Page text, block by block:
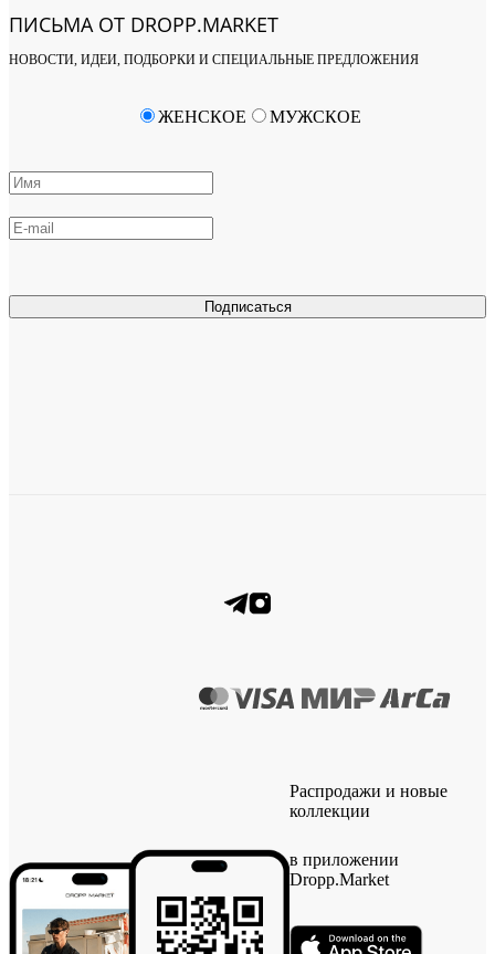
ПИСЬМА ОТ DROPP.MARKET
НОВОСТИ, ИДЕИ, ПОДБОРКИ И СПЕЦИАЛЬНЫЕ ПРЕДЛОЖЕНИЯ
Подписаться
ЖЕНСКОЕ МУЖСКОЕ
Распродажи и новые
коллекции
в приложении
Dropp.Market